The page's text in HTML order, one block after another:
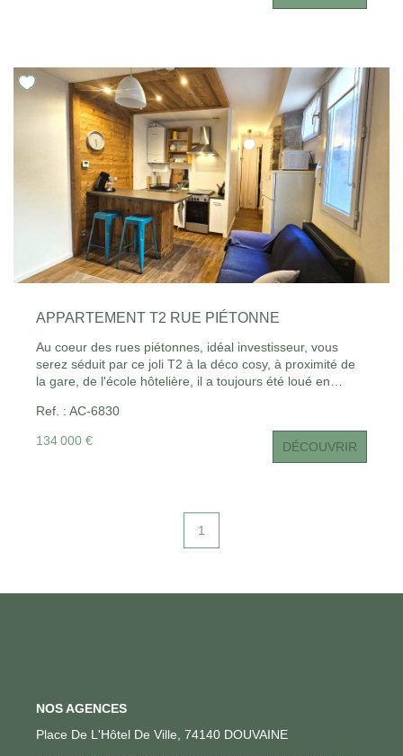
indépendant. Une cave complète les prestations de ce
ainsi que de très faibles charges de copropriété. À
rénover selon vos envies, cet appartement constitue une
belle opportunité pour un premier achat, un
investissement ou un projet de valorisation. Découvrez
encore plus d'annonces sur notre site
www.sweethomeleman.fr Estimez également votre bien
gratuitement et rapidement en ligne :
https://www.sweethomeleman.fr/content/3/estimation.html
APPARTEMENT T2 RUE PIÉTONNE
Au coeur des rues piétonnes, idéal investisseur, vous
serez séduit par ce joli T2 à la déco cosy, à proximité de
la gare, de l'école hôtelière, il a toujours été loué en
rentabilité.
Ref. : AC-6830
134 000 € DÉCOUVRIR
1
NOS AGENCES
Place De L'Hôtel De Ville, 74140 DOUVAINE